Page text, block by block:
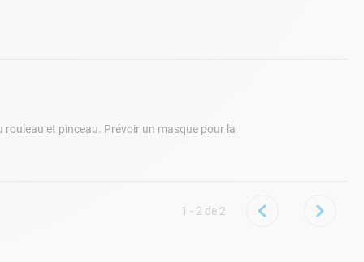
et pinceau. Prévoir un masque pour la
1 - 2 de 2